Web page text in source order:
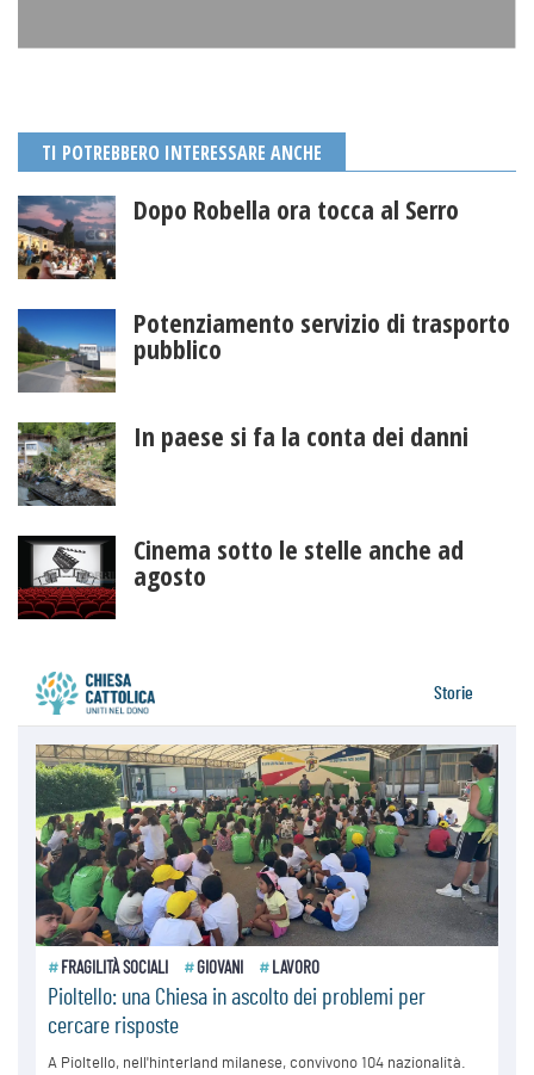
TI POTREBBERO INTERESSARE ANCHE
Dopo Robella ora tocca al Serro
Potenziamento servizio di trasporto
pubblico
In paese si fa la conta dei danni
Cinema sotto le stelle anche ad
agosto